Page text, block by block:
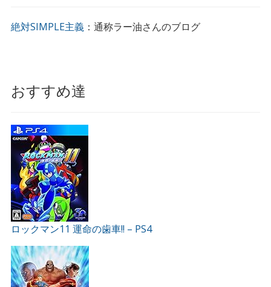
絶対SIMPLE主義：通称ラー油さんのブログ
おすすめ達
ロックマン11 運命の歯車!! – PS4